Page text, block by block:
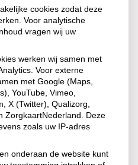
zag dit
met heup-
weekend extra druk
zagen vooral
na valpartijen.
zich bij
van het land gold code
en bevriezing.
cookies zodat deze
Voor analytische
vragen wij uw
werken wij samen met
Voor externe
met Google (Maps,
YouTube, Vimeo,
X (Twitter), Qualizorg,
ZorgkaartNederland. Deze
zoals uw IP-adres
onderaan de website kunt